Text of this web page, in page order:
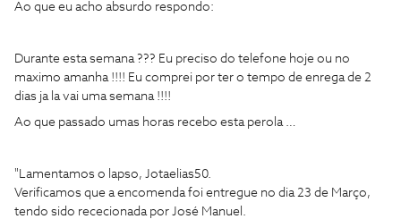
Ao que eu acho absurdo respondo:
Durante esta semana ??? Eu preciso do telefone hoje ou no
maximo amanha !!!! Eu comprei por ter o tempo de enrega de 2
dias ja la vai uma semana !!!!
Ao que passado umas horas recebo esta perola …
"Lamentamos o lapso, Jotaelias50.
Verificamos que a encomenda foi entregue no dia 23 de Março,
tendo sido rececionada por José Manuel.